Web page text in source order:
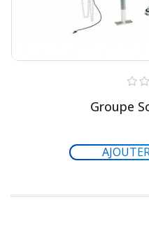
Groupe